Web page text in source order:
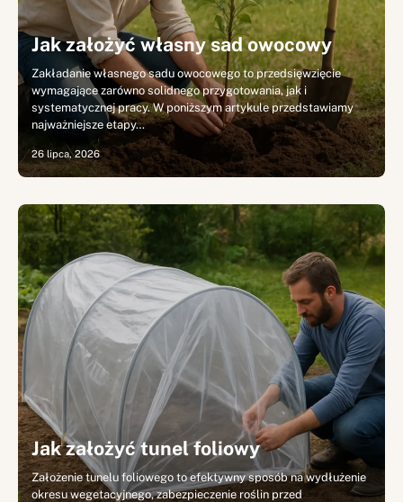
Jak założyć własny sad owocowy
Zakładanie własnego sadu owocowego to przedsięwzięcie
wymagające zarówno solidnego przygotowania, jak i
systematycznej pracy. W poniższym artykule przedstawiamy
najważniejsze etapy…
26 lipca, 2026
Jak założyć tunel foliowy
Założenie tunelu foliowego to efektywny sposób na wydłużenie
okresu wegetacyjnego, zabezpieczenie roślin przed